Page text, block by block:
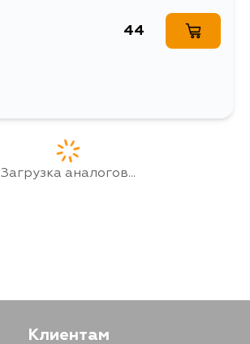
44
Загрузка аналогов...
Клиентам